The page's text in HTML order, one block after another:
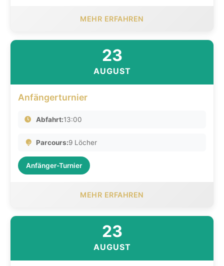
MEHR ERFAHREN
23
AUGUST
Anfängerturnier
Abfahrt:13:00
Parcours:9 Löcher
Anfänger-Turnier
MEHR ERFAHREN
23
AUGUST